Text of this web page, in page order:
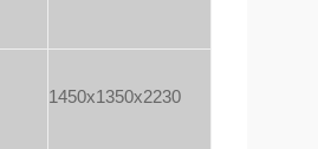
1450x1350x2230